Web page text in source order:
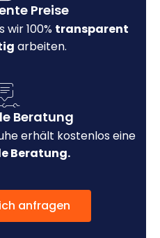
Preise
wir 100% transparent
arbeiten.
Beratung
erhält kostenlos eine
Beratung.
anfragen